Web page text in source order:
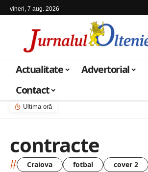
vineri, 7 aug. 2026
Actualitate Advertorial
Contact
Ultima oră
contracte
# Craiova fotbal cover 2